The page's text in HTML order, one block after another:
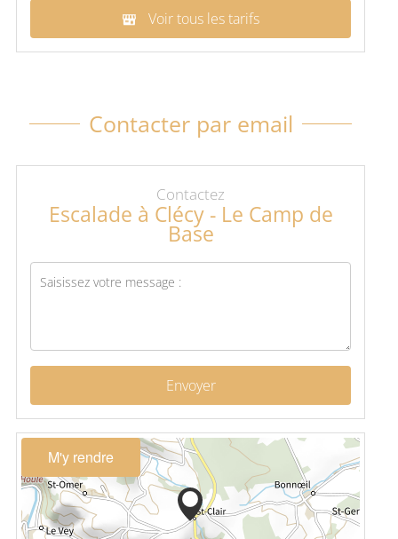
Voir tous les tarifs
Contacter par email
Contactez
Escalade à Clécy - Le Camp de
Base
Envoyer
M'y rendre